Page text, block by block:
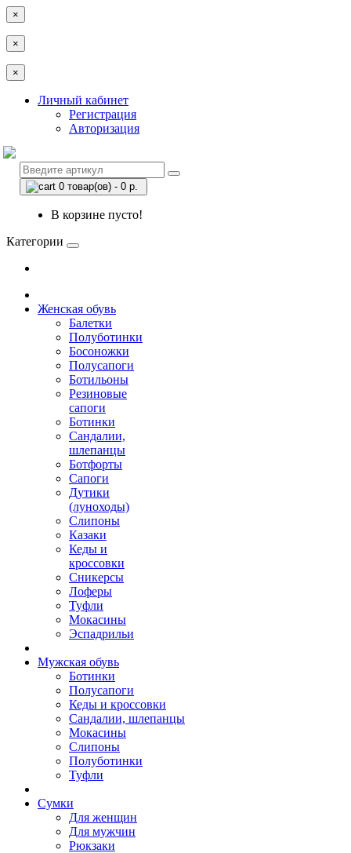
×
×
×
Личный кабинет
Регистрация
Авторизация
0 товар(ов) - 0 р.
В корзине пусто!
Категории
Женская обувь
Балетки
Полуботинки
Босоножки
Полусапоги
Ботильоны
Резиновые
сапоги
Ботинки
Сандалии,
шлепанцы
Ботфорты
Сапоги
Дутики
(луноходы)
Слипоны
Казаки
Кеды и
кроссовки
Сникерсы
Лоферы
Туфли
Мокасины
Эспадрильи
Мужская обувь
Ботинки
Полусапоги
Кеды и кроссовки
Сандалии, шлепанцы
Мокасины
Слипоны
Полуботинки
Туфли
Сумки
Для женщин
Для мужчин
Рюкзаки